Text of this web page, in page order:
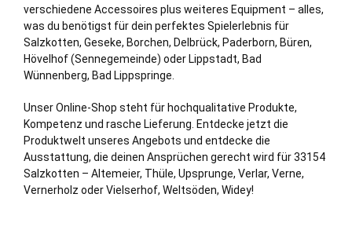
verschiedene Accessoires plus weiteres Equipment – alles,
was du benötigst für dein perfektes Spielerlebnis für
Salzkotten, Geseke, Borchen, Delbrück, Paderborn, Büren,
Hövelhof (Sennegemeinde) oder Lippstadt, Bad
Wünnenberg, Bad Lippspringe
Unser Online-Shop steht für hochqualitative Produkte,
Kompetenz und rasche Lieferung. Entdecke jetzt die
Produktwelt unseres Angebots und entdecke die
Ausstattung, die deinen Ansprüchen gerecht wird für 33154
Salzkotten – Altemeier, Thüle, Upsprunge, Verlar, Verne,
Vernerholz oder Vielserhof, Weltsöden, Widey!